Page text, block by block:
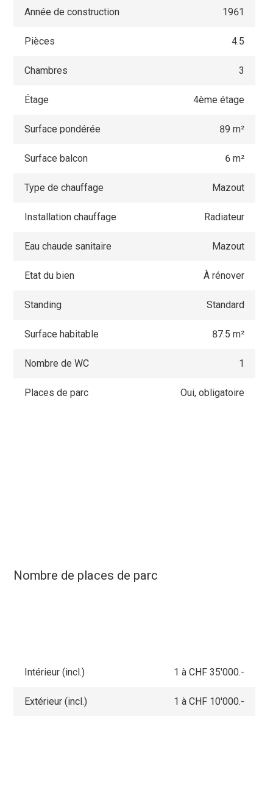
Année de construction 1961
Pièces 4.5
Chambres 3
Étage 4ème étage
Surface pondérée 89 m²
Surface balcon 6 m²
Type de chauffage Mazout
Installation chauffage Radiateur
Eau chaude sanitaire Mazout
Etat du bien À rénover
Standing Standard
Surface habitable 87.5 m²
Nombre de WC 1
Places de parc Oui, obligatoire
Nombre de places de parc
Intérieur (incl.) 1 à CHF 35'000.-
Extérieur (incl.) 1 à CHF 10'000.-